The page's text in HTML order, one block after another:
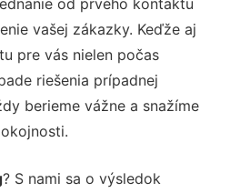
vašej zákazky. Keďže aj
pre vás nielen počas
riešenia prípadnej
berieme vážne a snažíme
? S nami sa o výsledok